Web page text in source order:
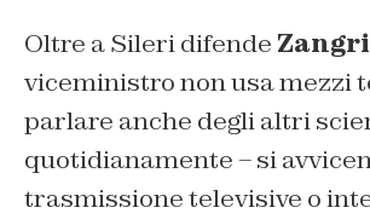
Oltre a Sileri difende
viceministro non usa mezzi
parlare anche degli altri
quotidianamente – si
trasmissione televisive o